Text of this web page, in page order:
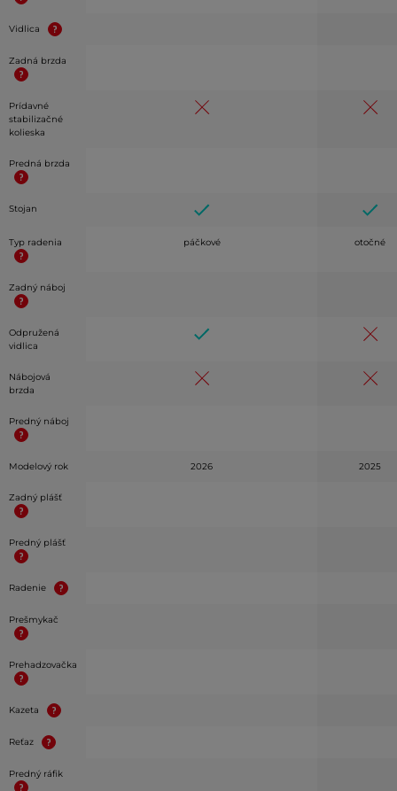
Vidlica
Zadná brzda
Prídavné
stabilizačné
kolieska
Predná brzda
Stojan
Typ radenia páčkové otočné
Zadný náboj
Odpružená
vidlica
Nábojová
brzda
Predný náboj
Modelový rok 2026 2025
Zadný plášť
Predný plášť
Radenie
Prešmykač
Prehadzovačka
Kazeta
Reťaz
Predný ráfik